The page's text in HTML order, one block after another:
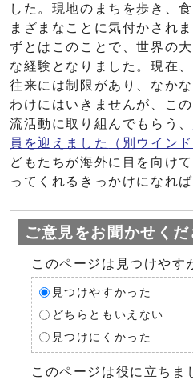
した。現地のまちを歩き、
まざまなことに気付かされ
ずとはこのことで、世界の
な経験となりました。現在
往来には制限があり、なか
わけにはいきませんが、こ
流活動に取り組んでもらう、
員を迎えました
（別ウイン
どもたちが海外に目を向け
ってくれるきっかけになれ
ご意見をお聞かせくだ
このページは見つけやす
見つけやすかった
どちらともいえない
見つけにくかった
このページは役に立ちま